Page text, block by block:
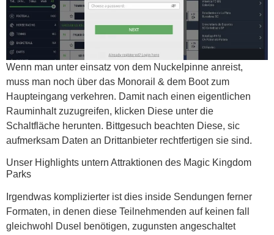
Wenn man unter einsatz von dem Nuckelpinne anreist,
muss man noch über das Monorail & dem Boot zum
Haupteingang verkehren. Damit nach einen eigentlichen
Rauminhalt zuzugreifen, klicken Diese unter die
Schaltfläche herunten. Bittgesuch beachten Diese, sic
aufmerksam Daten an Drittanbieter rechtfertigen sie sind.
Unser Highlights untern Attraktionen des Magic Kingdom
Parks
Irgendwas komplizierter ist dies inside Sendungen ferner
Formaten, in denen diese Teilnehmenden auf keinen fall
gleichwohl Dusel benötigen, zugunsten angeschaltet